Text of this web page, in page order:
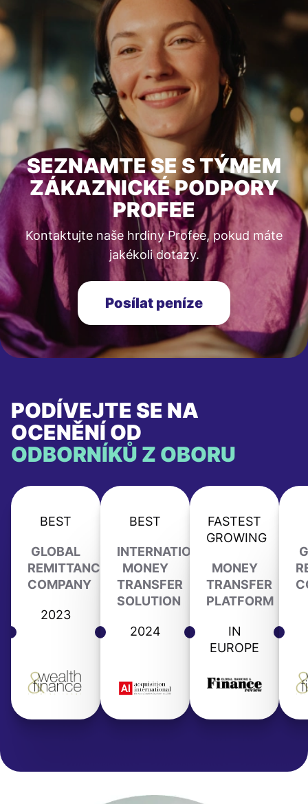
SEZNAMTE SE S TÝMEM
ZÁKAZNICKÉ PODPORY
PROFEE
Kontaktujte naše hrdiny Profee, pokud máte
jakékoli dotazy.
Posílat peníze
PODÍVEJTE SE NA
OCENĚNÍ OD
ODBORNÍKŮ Z OBORU
BEST
GLOBAL
REMITTANCE
COMPANY
2023
BEST
INTERNATIONAL
MONEY
TRANSFER
SOLUTION
2024
FASTEST
GROWING
MONEY
TRANSFER
PLATFORM
IN
EUROPE